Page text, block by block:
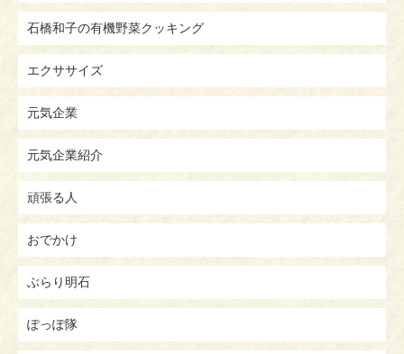
石橋和子の有機野菜クッキング
エクササイズ
元気企業
元気企業紹介
頑張る人
おでかけ
ぶらり明石
ぽっぽ隊